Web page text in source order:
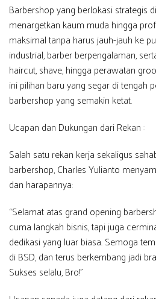
Barbershop yang berlokasi strategis
menargetkan kaum muda hingga
maksimal tanpa harus jauh-jauh ke
industrial, barber berpengalaman,
haircut, shave, hingga perawatan
ini pilihan baru yang segar di tengah
barbershop yang semakin ketat.
Ucapan dan Dukungan dari Rekan :
Salah satu rekan kerja sekaligus
barbershop, Charles Yulianto
dan harapannya:
“Selamat atas grand opening
cuma langkah bisnis, tapi juga
dedikasi yang luar biasa. Semoga
di BSD, dan terus berkembang jadi
Sukses selalu, Bro!”